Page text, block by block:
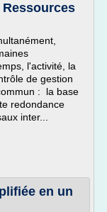
l'activité, la
de gestion
: la base
redondance
inter...
en un